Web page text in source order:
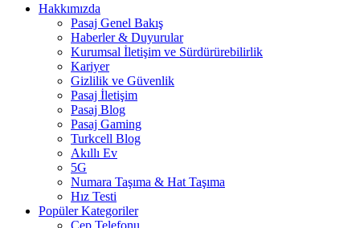
Hakkımızda
Pasaj Genel Bakış
Haberler & Duyurular
Kurumsal İletişim ve Sürdürürebilirlik
Kariyer
Gizlilik ve Güvenlik
Pasaj İletişim
Pasaj Blog
Pasaj Gaming
Turkcell Blog
Akıllı Ev
5G
Numara Taşıma & Hat Taşıma
Hız Testi
Popüler Kategoriler
Cep Telefonu